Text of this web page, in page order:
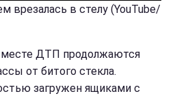
врезалась в стелу (YouTube/
ДТП продолжаются
от битого стекла.
загружен ящиками с